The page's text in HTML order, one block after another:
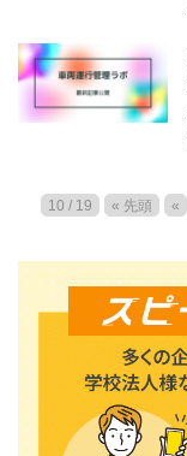
10 / 19 « 先頭 «